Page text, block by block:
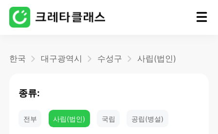
한국 대구광역시 수성구 사립(법인)
종류:
전부 사립(법인) 국립 공립(병설)